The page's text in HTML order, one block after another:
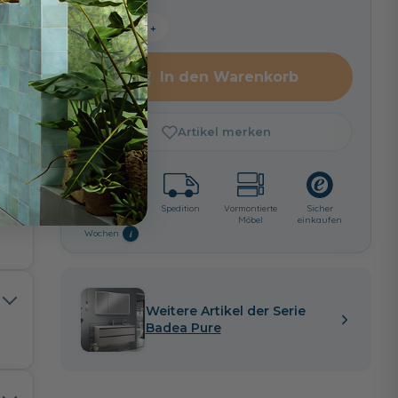
− +
In den Warenkorb
Artikel merken
Lieferzeit:
ca. 6 - 8
Wochen
i
Spedition
Vormontierte
Möbel
Sicher
einkaufen
Weitere Artikel der Serie
Badea Pure